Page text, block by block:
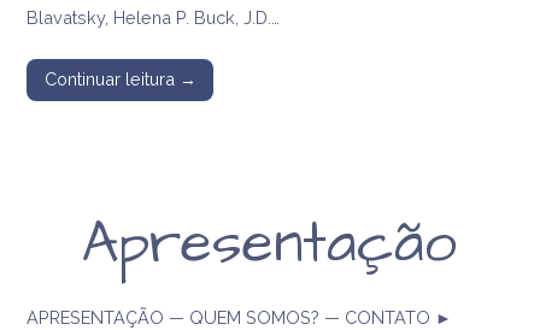
Blavatsky, Helena P. Buck, J.D.…
Continuar leitura →
Apresentação
APRESENTAÇÃO — QUEM SOMOS? — CONTATO ►